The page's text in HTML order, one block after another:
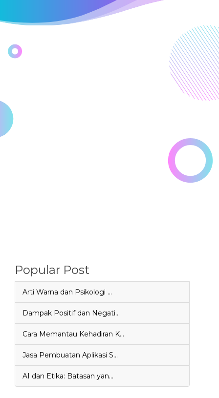
Popular Post
Arti Warna dan Psikologi …
Dampak Positif dan Negati…
Cara Memantau Kehadiran K…
Jasa Pembuatan Aplikasi S…
AI dan Etika: Batasan yan…